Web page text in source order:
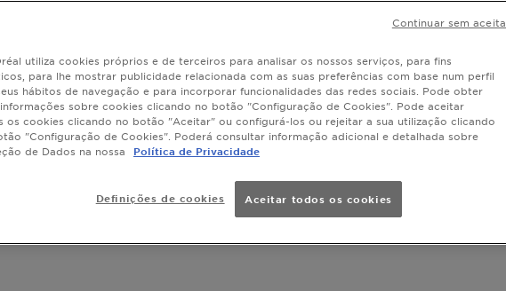
utiliza cookies próprios e de terceiros para analisar os nossos serviços, para fins
para lhe mostrar publicidade relacionada com as suas preferências com base num perfil
hábitos de navegação e para incorporar funcionalidades das redes sociais. Pode obter
sobre cookies clicando no botão "Configuração de Cookies". Pode aceitar
os cookies clicando no botão "Aceitar" ou configurá-los ou rejeitar a sua utilização clicando
"Configuração de Cookies". Poderá consultar informação adicional e detalhada sobre
de Dados na nossa
Política de Privacidade
Definições de cookies Aceitar todos os cookies
Continuar sem